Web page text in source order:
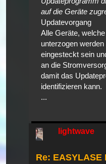
auf die Geräte
Updatevorgang
Alle Geräte,
unterzogen
eingesteckt sein
an die
damit das
identifizieren kann.
...
lightwave
Re: